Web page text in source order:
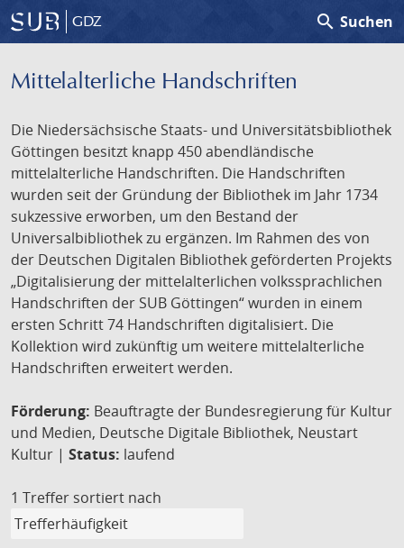
GDZ search Suchen
Mittelalterliche Handschriften
Die Niedersächsische Staats- und Universitätsbibliothek
Göttingen besitzt knapp 450 abendländische
mittelalterliche Handschriften. Die Handschriften
wurden seit der Gründung der Bibliothek im Jahr 1734
sukzessive erworben, um den Bestand der
Universalbibliothek zu ergänzen. Im Rahmen des von
der Deutschen Digitalen Bibliothek geförderten Projekts
„Digitalisierung der mittelalterlichen volkssprachlichen
Handschriften der SUB Göttingen“ wurden in einem
ersten Schritt 74 Handschriften digitalisiert. Die
Kollektion wird zukünftig um weitere mittelalterliche
Handschriften erweitert werden.
Förderung: Beauftragte der Bundesregierung für Kultur
und Medien, Deutsche Digitale Bibliothek, Neustart
Kultur | Status: laufend
1 Treffer sortiert nach